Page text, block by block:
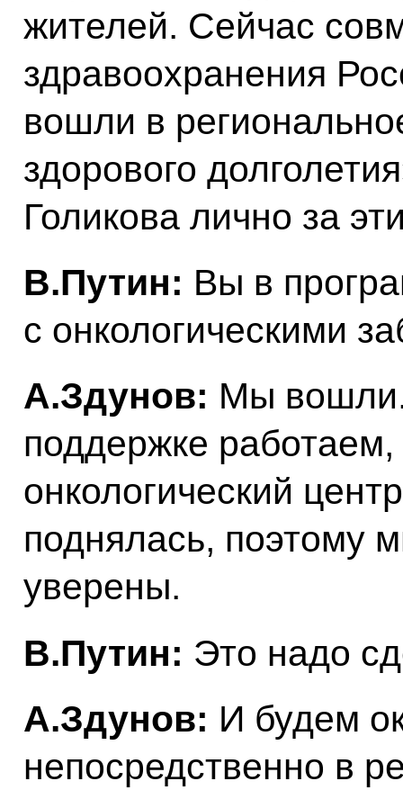
жителей. Сейчас
здравоохранения
вошли в
здорового
Голикова лично за
В.Путин: Вы в
с онкологическими
А.Здунов: Мы
поддержке
онкологический
поднялась, поэтому
уверены.
В.Путин: Это надо
А.Здунов: И будем
непосредственно в